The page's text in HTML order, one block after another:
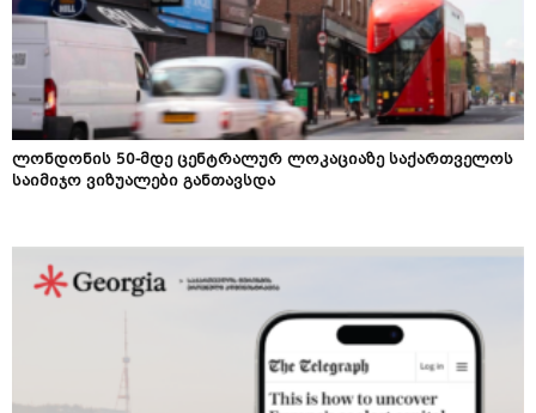
ლონდონის 50-მდე ცენტრალურ ლოკაციაზე საქართველოს
საიმიჯო ვიზუალები განთავსდა